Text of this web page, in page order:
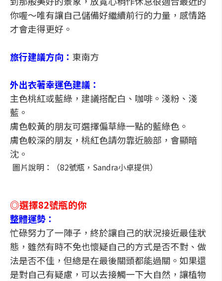
你喔～唯有讓自己儲備好繼續前行的力量，感情路
才會走得更好。
旅行建議方向： 東南方
外出衣著幸運色建議：
主色桃紅或藍綠，建議搭配白、咖啡。淺粉、淺
藍。
膚色較黃的朋友可選擇偏草綠一點的藍綠色。
膚色較深的朋友，桃紅色請勿靠近臉部，會顯暗
沈。
圖片說明：（82號瓶，Sandra小卓提供）
◎選擇82號瓶的你
整體運勢：
忙碌努力了一陣子，終於讓自己的狀況接近最佳狀
態，雖然有時不免也懷疑自己的方式是否不對、做
法是否不佳，但總是在最後關頭都能過關。如果還
是對自己有疑慮，可以去接觸一下大自然，讓植物